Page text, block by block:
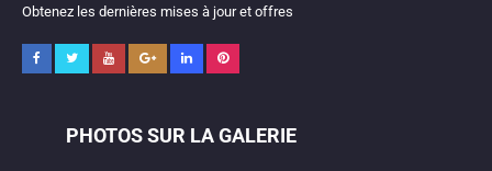
Obtenez les dernières mises à jour et offres
PHOTOS SUR LA GALERIE